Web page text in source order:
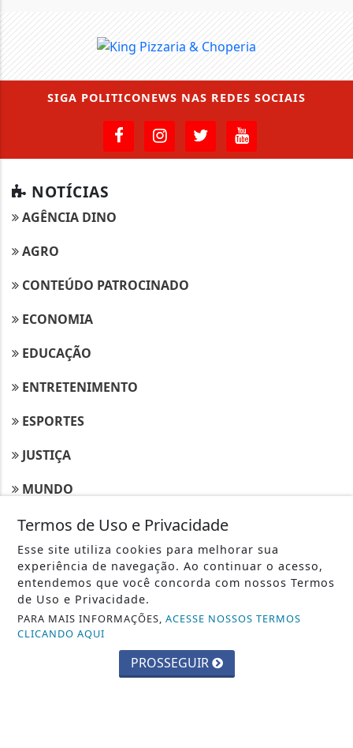
SIGA POLITICONEWS NAS REDES SOCIAIS
NOTÍCIAS
AGÊNCIA DINO
AGRO
CONTEÚDO PATROCINADO
ECONOMIA
EDUCAÇÃO
ENTRETENIMENTO
ESPORTES
JUSTIÇA
MUNDO
POLICIAL
POLÍTICA
SAÚDE
TECNOLOGIA & INOVAÇÃO
Termos de Uso e Privacidade
Esse site utiliza cookies para melhorar sua
experiência de navegação. Ao continuar o acesso,
entendemos que você concorda com nossos Termos
de Uso e Privacidade.
PARA MAIS INFORMAÇÕES,ACESSE NOSSOS TERMOS
CLICANDO AQUI
PROSSEGUIR